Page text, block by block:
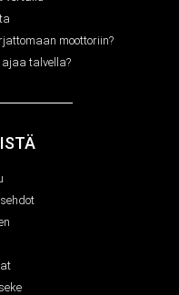
moottoriin?
talvella?